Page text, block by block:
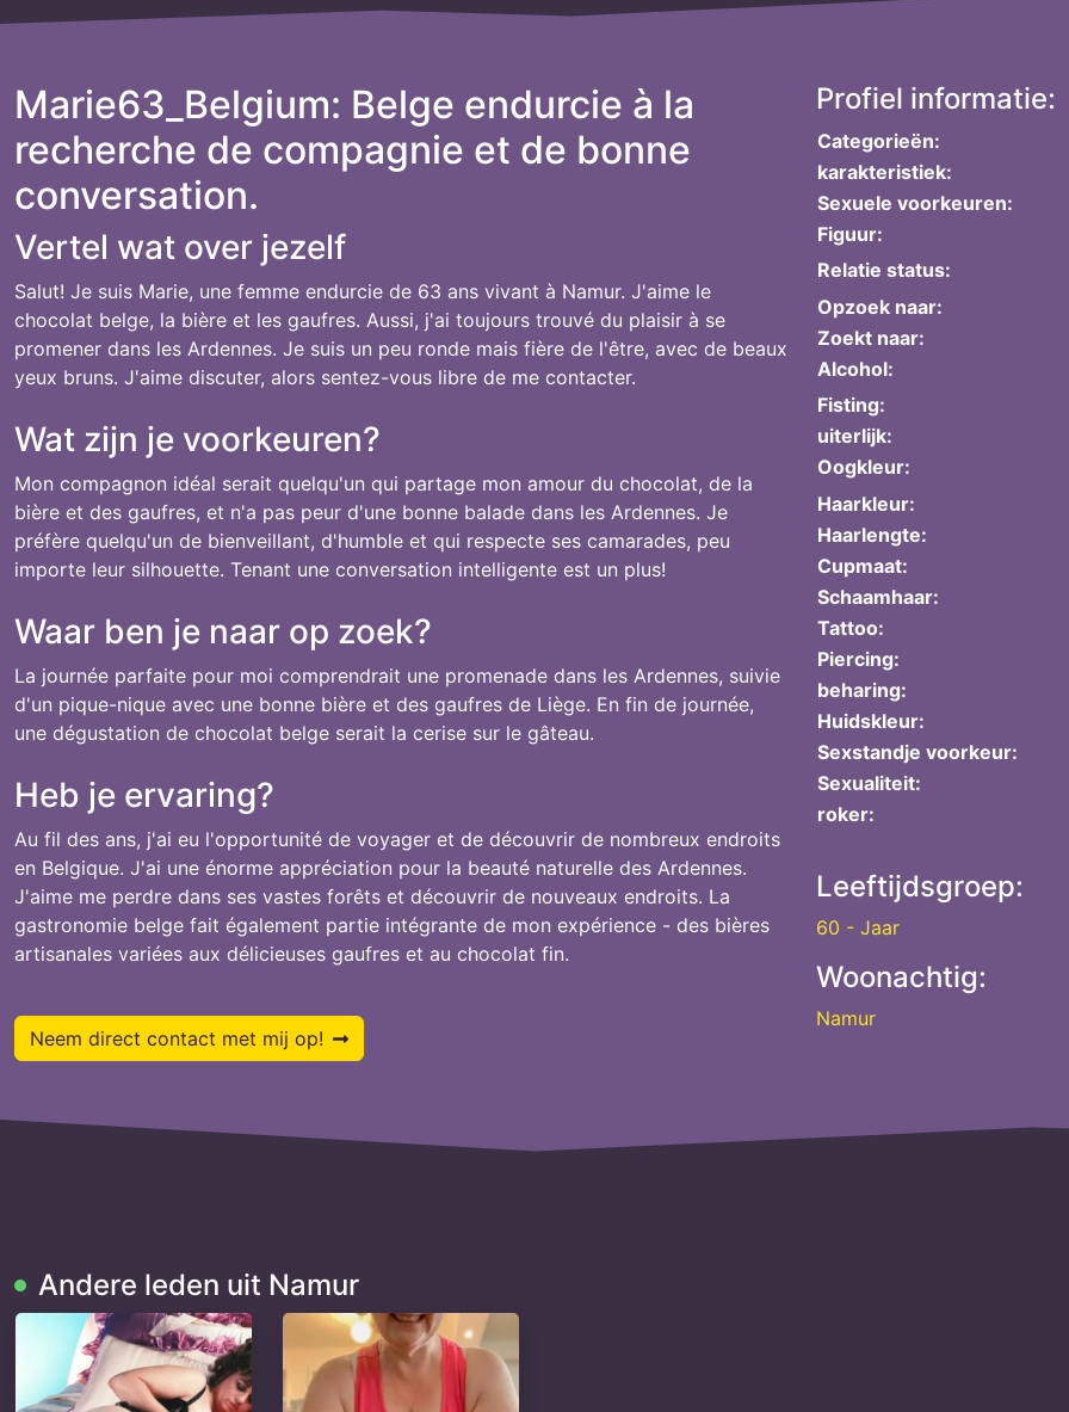
Marie63_Belgium: Belge endurcie à la
recherche de compagnie et de bonne
conversation.
Vertel wat over jezelf
Salut! Je suis Marie, une femme endurcie de 63 ans vivant à Namur. J'aime le
chocolat belge, la bière et les gaufres. Aussi, j'ai toujours trouvé du plaisir à se
promener dans les Ardennes. Je suis un peu ronde mais fière de l'être, avec de beaux
yeux bruns. J'aime discuter, alors sentez-vous libre de me contacter.
Wat zijn je voorkeuren?
Mon compagnon idéal serait quelqu'un qui partage mon amour du chocolat, de la
bière et des gaufres, et n'a pas peur d'une bonne balade dans les Ardennes. Je
préfère quelqu'un de bienveillant, d'humble et qui respecte ses camarades, peu
importe leur silhouette. Tenant une conversation intelligente est un plus!
Waar ben je naar op zoek?
La journée parfaite pour moi comprendrait une promenade dans les Ardennes, suivie
d'un pique-nique avec une bonne bière et des gaufres de Liège. En fin de journée,
une dégustation de chocolat belge serait la cerise sur le gâteau.
Heb je ervaring?
Au fil des ans, j'ai eu l'opportunité de voyager et de découvrir de nombreux endroits
en Belgique. J'ai une énorme appréciation pour la beauté naturelle des Ardennes.
J'aime me perdre dans ses vastes forêts et découvrir de nouveaux endroits. La
gastronomie belge fait également partie intégrante de mon expérience - des bières
artisanales variées aux délicieuses gaufres et au chocolat fin.
Neem direct contact met mij op!
Profiel informatie:
Categorieën:
karakteristiek:
Sexuele voorkeuren:
Figuur:
Relatie status:
Opzoek naar:
Zoekt naar:
Alcohol:
Fisting:
uiterlijk:
Oogkleur:
Haarkleur:
Haarlengte:
Cupmaat:
Schaamhaar:
Tattoo:
Piercing:
beharing:
Huidskleur:
Sexstandje voorkeur:
Sexualiteit:
roker:
Leeftijdsgroep:
60 - Jaar
Woonachtig:
Namur
Andere leden uit Namur